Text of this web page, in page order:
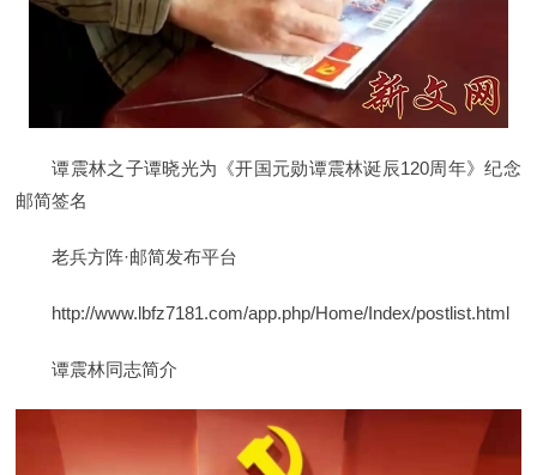
谭震林之子谭晓光为《开国元勋谭震林诞辰120周年》纪念
邮简签名
老兵方阵·邮简发布平台
http://www.lbfz7181.com/app.php/Home/Index/postlist.html
谭震林同志简介